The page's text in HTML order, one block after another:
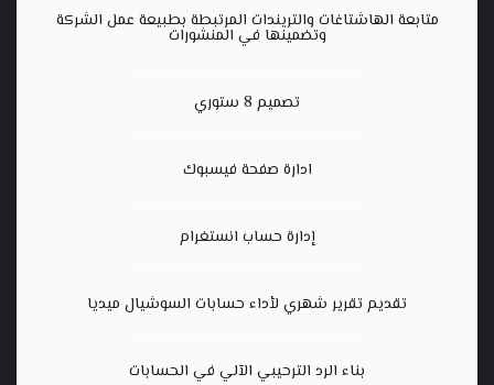
متابعة الهاشتاغات والتريندات المرتبطة بطبيعة عمل الشركة
وتضمينها في المنشورات
تصميم 8 ستوري
ادارة صفحة فيسبوك
إدارة حساب انستغرام
تقديم تقرير شهري لأداء حسابات السوشيال ميديا
بناء الرد الترحيبي الآلي في الحسابات